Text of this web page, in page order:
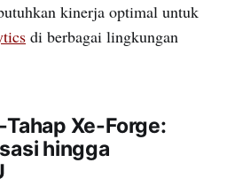
kinerja optimal untuk
di berbagai lingkungan
Xe-Forge:
hingga